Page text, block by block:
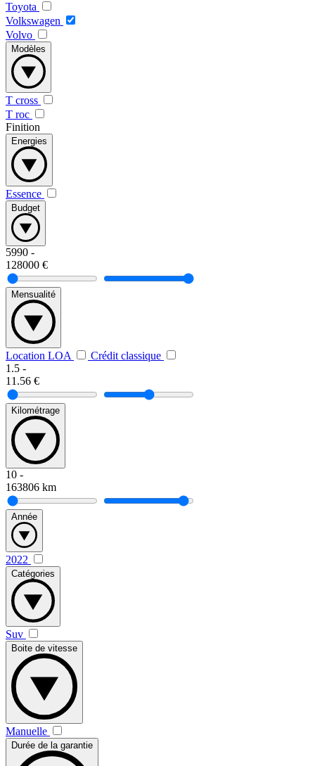
Toyota
Volkswagen
Volvo
Modèles
T cross
T roc
Finition
Energies
Essence
Budget
5990 -
128000 €
Mensualité
Location LOA
Crédit classique
1.5 -
11.56 €
Kilométrage
10 -
163806 km
Année
2022
Catégories
Suv
Boite de vitesse
Manuelle
Durée de la garantie